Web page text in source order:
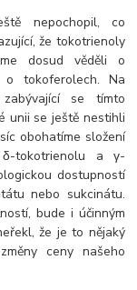
nepochopil, co
že tokotrienoly
dosud věděli o
o tokoferolech. Na
se tímto
unii se ještě nestihli
obohatíme složení
tokotrienolu a γ-
dostupností
nebo sukcinátu.
bude i účinným
že je to nějaký
ceny našeho